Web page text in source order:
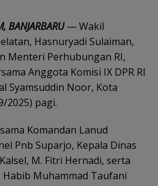
BANJARBARU— Wakil
Hasnuryadi Sulaiman,
Menteri Perhubungan RI,
Anggota Komisi IX DPR RI
Syamsuddin Noor, Kota
2025) pagi.
Komandan Lanud
Pnb Suparjo, Kepala Dinas
M. Fitri Hernadi, serta
Muhammad Taufani